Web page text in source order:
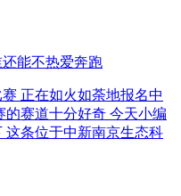
能不热爱奔跑
正在如火如荼地报名中
的赛道十分好奇 今天小编
这条位于中新南京生态科